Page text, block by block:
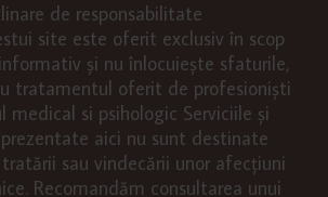
de responsabilitate
site este oferit exclusiv în scop
și nu înlocuiește sfaturile,
tratamentul oferit de profesioniști
medical si psihologic Serviciile și
aici nu sunt destinate
sau vindecării unor afecțiuni
Recomandăm consultarea unui